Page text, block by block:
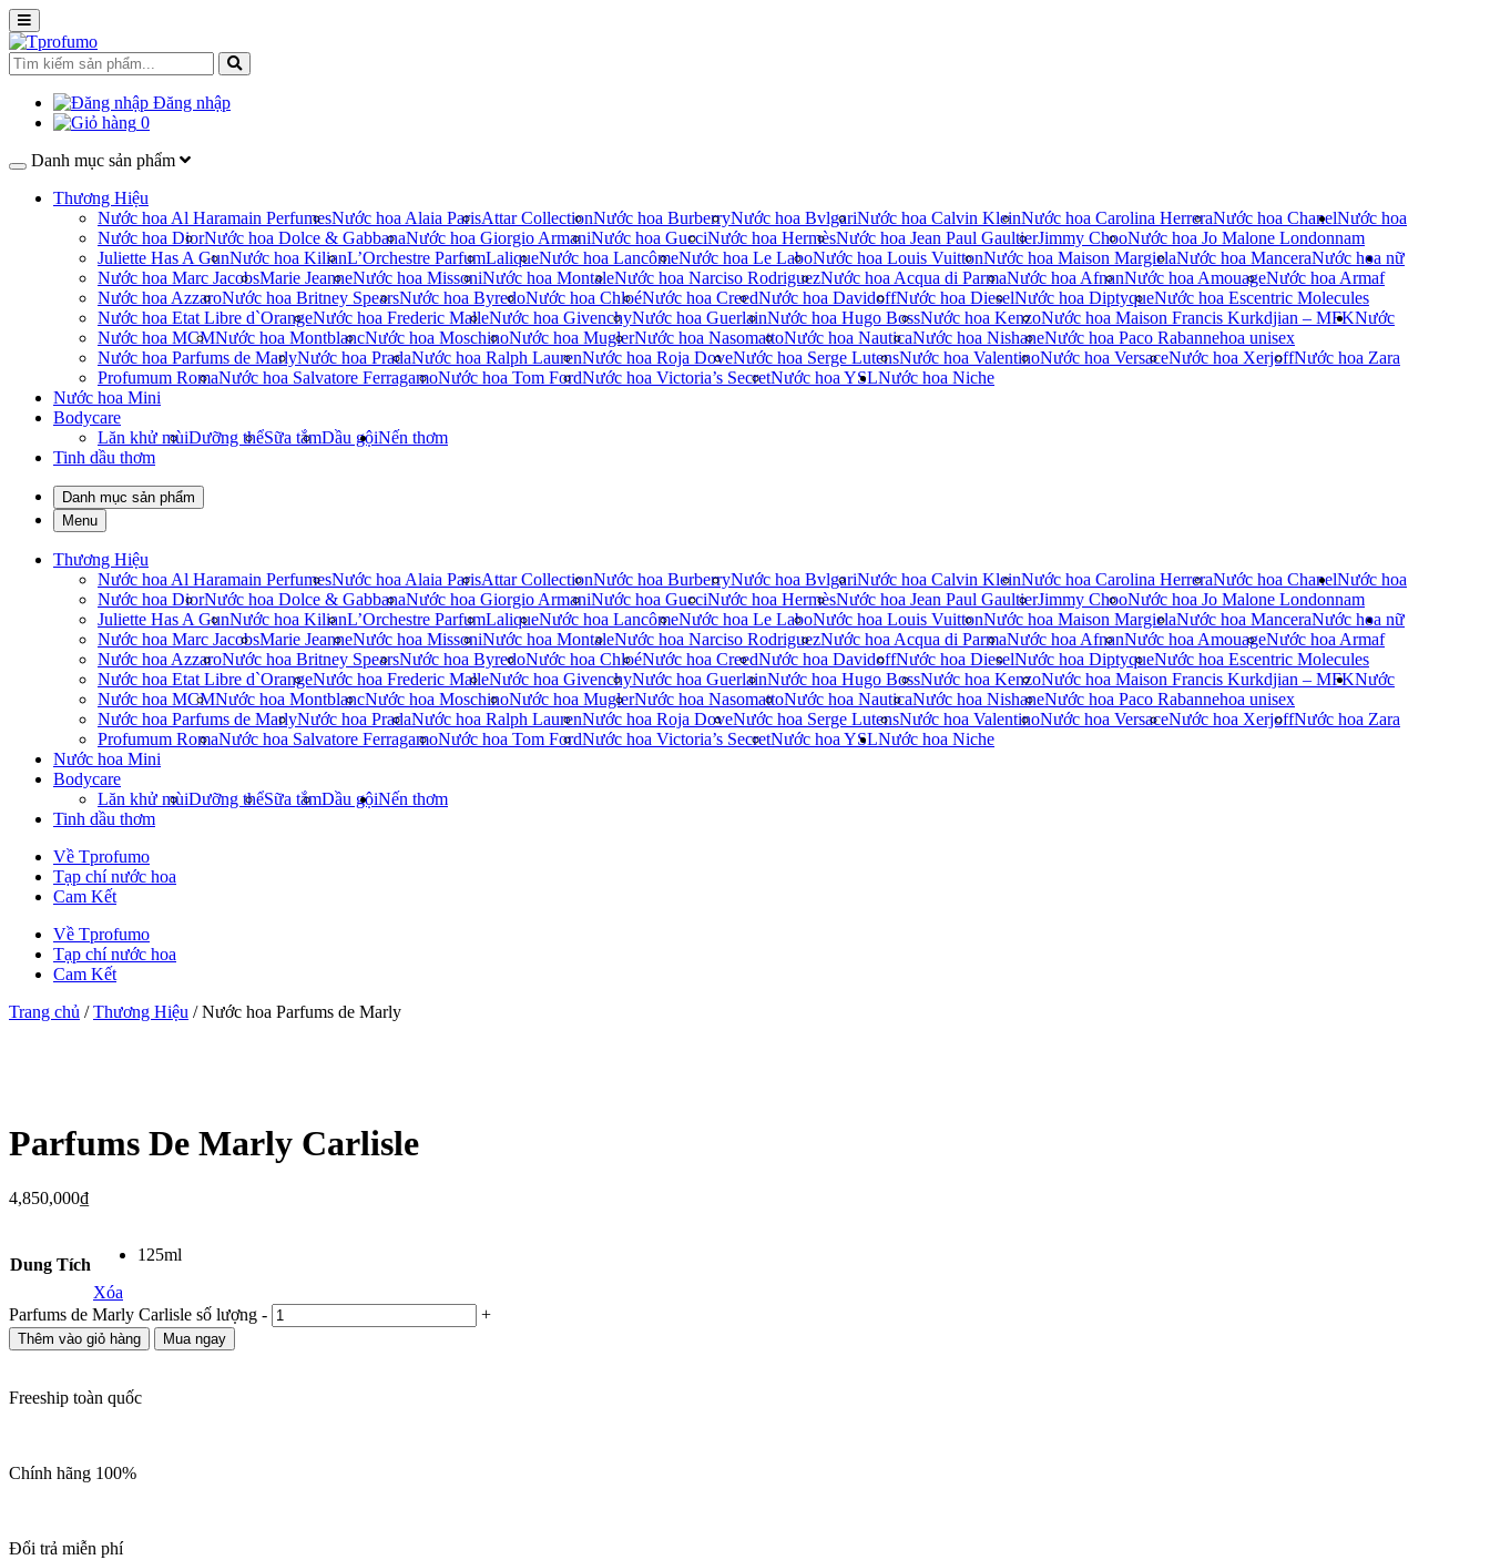
Đăng nhập
0
Danh mục sản phẩm
Thương Hiệu
Nước hoa Al Haramain PerfumesNước hoa Alaia ParisAttar CollectionNước hoa BurberryNước hoa BvlgariNước hoa Calvin KleinNước hoa Carolina HerreraNước hoa Chanel
Nước hoa DiorNước hoa Dolce & GabbanaNước hoa Giorgio ArmaniNước hoa GucciNước hoa HermèsNước hoa Jean Paul GaultierJimmy ChooNước hoa Jo Malone London
Juliette Has A GunNước hoa KilianL’Orchestre ParfumLaliqueNước hoa LancômeNước hoa Le LaboNước hoa Louis VuittonNước hoa Maison MargielaNước hoa Mancera
Nước hoa Marc JacobsMarie JeanneNước hoa MissoniNước hoa MontaleNước hoa Narciso RodriguezNước hoa Acqua di ParmaNước hoa AfnanNước hoa AmouageNước hoa Armaf
Nước hoa AzzaroNước hoa Britney SpearsNước hoa ByredoNước hoa ChloéNước hoa CreedNước hoa DavidoffNước hoa DieselNước hoa DiptyqueNước hoa Escentric Molecules
Nước hoa Etat Libre d`OrangeNước hoa Frederic MalleNước hoa GivenchyNước hoa GuerlainNước hoa Hugo BossNước hoa KenzoNước hoa Maison Francis Kurkdjian – MFK
Nước hoa MCMNước hoa MontblancNước hoa MoschinoNước hoa MuglerNước hoa NasomattoNước hoa NauticaNước hoa NishaneNước hoa Paco Rabanne
Nước hoa Parfums de MarlyNước hoa PradaNước hoa Ralph LaurenNước hoa Roja DoveNước hoa Serge LutensNước hoa ValentinoNước hoa VersaceNước hoa XerjoffNước hoa Zara
Profumum RomaNước hoa Salvatore FerragamoNước hoa Tom FordNước hoa Victoria’s SecretNước hoa YSL
Nước hoa
nam
Nước hoa nữ
Nước
hoa unisex
Nước hoa Niche
Nước hoa Mini
Bodycare
Lăn khử mùiDưỡng thểSữa tắmDầu gộiNến thơm
Tinh dầu thơm
Danh mục sản phẩm
Menu
Thương Hiệu
Nước hoa Al Haramain PerfumesNước hoa Alaia ParisAttar CollectionNước hoa BurberryNước hoa BvlgariNước hoa Calvin KleinNước hoa Carolina HerreraNước hoa Chanel
Nước hoa DiorNước hoa Dolce & GabbanaNước hoa Giorgio ArmaniNước hoa GucciNước hoa HermèsNước hoa Jean Paul GaultierJimmy ChooNước hoa Jo Malone London
Juliette Has A GunNước hoa KilianL’Orchestre ParfumLaliqueNước hoa LancômeNước hoa Le LaboNước hoa Louis VuittonNước hoa Maison MargielaNước hoa Mancera
Nước hoa Marc JacobsMarie JeanneNước hoa MissoniNước hoa MontaleNước hoa Narciso RodriguezNước hoa Acqua di ParmaNước hoa AfnanNước hoa AmouageNước hoa Armaf
Nước hoa AzzaroNước hoa Britney SpearsNước hoa ByredoNước hoa ChloéNước hoa CreedNước hoa DavidoffNước hoa DieselNước hoa DiptyqueNước hoa Escentric Molecules
Nước hoa Etat Libre d`OrangeNước hoa Frederic MalleNước hoa GivenchyNước hoa GuerlainNước hoa Hugo BossNước hoa KenzoNước hoa Maison Francis Kurkdjian – MFK
Nước hoa MCMNước hoa MontblancNước hoa MoschinoNước hoa MuglerNước hoa NasomattoNước hoa NauticaNước hoa NishaneNước hoa Paco Rabanne
Nước hoa Parfums de MarlyNước hoa PradaNước hoa Ralph LaurenNước hoa Roja DoveNước hoa Serge LutensNước hoa ValentinoNước hoa VersaceNước hoa XerjoffNước hoa Zara
Profumum RomaNước hoa Salvatore FerragamoNước hoa Tom FordNước hoa Victoria’s SecretNước hoa YSL
Nước hoa
nam
Nước hoa nữ
Nước
hoa unisex
Nước hoa Niche
Nước hoa Mini
Bodycare
Lăn khử mùiDưỡng thểSữa tắmDầu gộiNến thơm
Tinh dầu thơm
Về Tprofumo
Tạp chí nước hoa
Cam Kết
Về Tprofumo
Tạp chí nước hoa
Cam Kết
Trang chủ /Thương Hiệu / Nước hoa Parfums de Marly
Parfums De Marly Carlisle
4,850,000₫
Dung Tích
125ml
Xóa
Parfums de Marly Carlisle số lượng - +
Thêm vào giỏ hàng Mua ngay
Freeship toàn quốc
Chính hãng 100%
Đổi trả miễn phí